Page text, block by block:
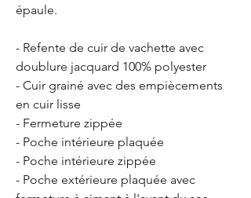
épaule.
- Refente de cuir de vachette avec
doublure jacquard 100% polyester
- Cuir grainé avec des empiècements
en cuir lisse
- Fermeture zippée
- Poche intérieure plaquée
- Poche intérieure zippée
- Poche extérieure plaquée avec